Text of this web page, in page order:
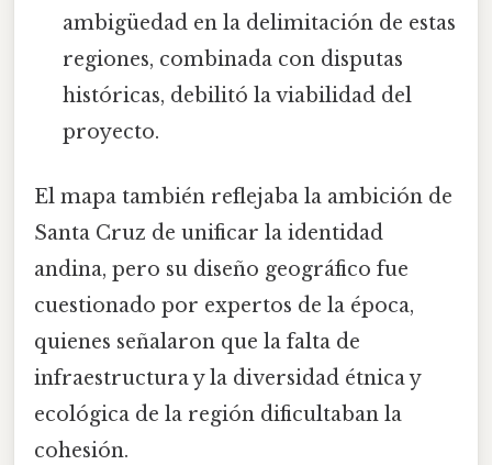
ambigüedad en la delimitación de estas
regiones, combinada con disputas
históricas, debilitó la viabilidad del
proyecto.
El mapa también reflejaba la ambición de
Santa Cruz de unificar la identidad
andina, pero su diseño geográfico fue
cuestionado por expertos de la época,
quienes señalaron que la falta de
infraestructura y la diversidad étnica y
ecológica de la región dificultaban la
cohesión.